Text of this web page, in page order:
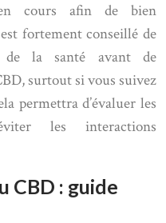
cours afin de bien
fortement conseillé de
de la santé avant de
surtout si vous suivez
permettra d’évaluer les
les interactions
CBD : guide